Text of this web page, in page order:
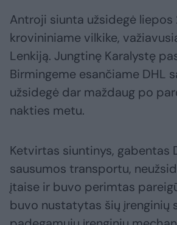
Antroji siunta užsidegė liepos
krovininiame vilkike,
Lenkiją. Jungtinę Karalystę
Birmingeme esančiame DHL
užsidegė dar maždaug po
nakties metu.
Ketvirtas siuntinys, gabentas
sausumos transportu,
įtaise ir buvo perimtas
buvo nustatytas šių įrenginių